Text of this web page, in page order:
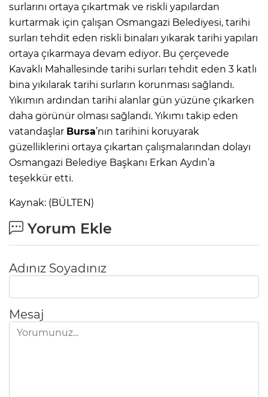
surlarını ortaya çıkartmak ve riskli yapılardan
kurtarmak için çalışan Osmangazi Belediyesi, tarihi
surları tehdit eden riskli binaları yıkarak tarihi yapıları
ortaya çıkarmaya devam ediyor. Bu çerçevede
Kavaklı Mahallesinde tarihi surları tehdit eden 3 katlı
bina yıkılarak tarihi surların korunması sağlandı.
Yıkımın ardından tarihi alanlar gün yüzüne çıkarken
daha görünür olması sağlandı. Yıkımı takip eden
vatandaşlar Bursa’nın tarihini koruyarak
güzelliklerini ortaya çıkartan çalışmalarından dolayı
Osmangazi Belediye Başkanı Erkan Aydın’a
teşekkür etti.
Kaynak: (BÜLTEN)
Yorum Ekle
Adınız Soyadınız
Mesaj